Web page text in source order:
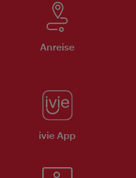
Anreise
ivie App